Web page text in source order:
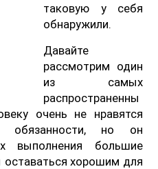
таковую у себя
обнаружили.
Давайте
рассмотрим один
из самых
распространенны
очень не нравятся
обязанности, но он
выполнения большие
оставаться хорошим для